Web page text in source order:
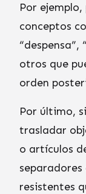
Por
conceptos
“despensa”,
otros que
orden
Por último,
trasladar
o artículos
resistentes